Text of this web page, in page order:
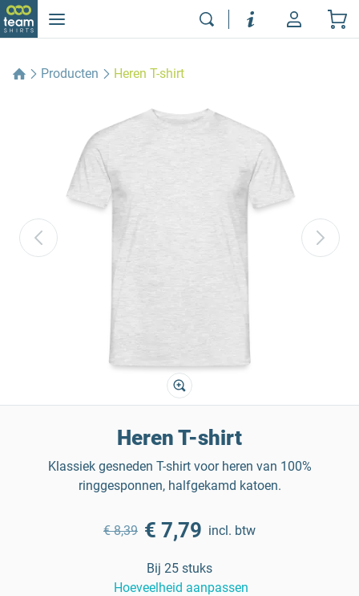
Producten Heren T-shirt
Heren T-shirt
Klassiek gesneden T-shirt voor heren van 100%
ringgesponnen, halfgekamd katoen.
€ 8,39 € 7,79 incl. btw
Bij 25 stuks
Hoeveelheid aanpassen